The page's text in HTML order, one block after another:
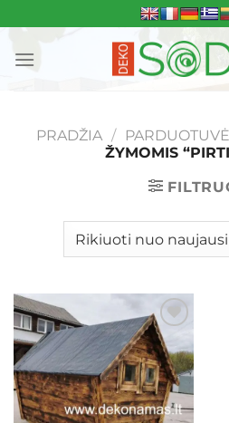
to
content
PRADŽIA / PARDUOTUVĖ
ŽYMOMIS
Mėgstamiausias